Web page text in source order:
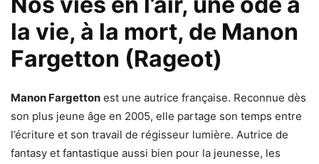
la vie, à la mort, de Manon
Fargetton (Rageot)
Manon Fargetton est une autrice française. Reconnue dès
son plus jeune âge en 2005, elle partage son temps entre
l’écriture et son travail de régisseur lumière. Autrice de
fantasy et fantastique aussi bien pour la jeunesse, les